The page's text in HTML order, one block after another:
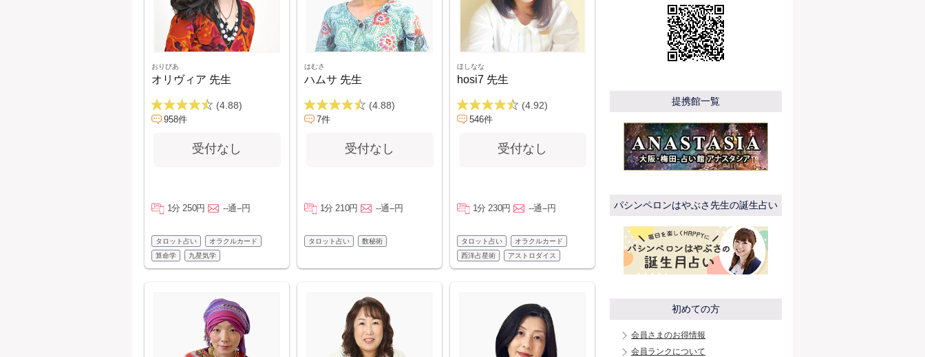
おりびあ
オリヴィア 先生
(4.88)
958件
受付なし
1分 250円 --通--円
タロット占い
オラクルカード
算命学
九星気学
はむさ
ハムサ 先生
(4.88)
7件
受付なし
1分 210円 --通--円
タロット占い 数秘術
ほしなな
hosi7 先生
(4.92)
546件
受付なし
1分 230円 --通--円
タロット占い
オラクルカード
西洋占星術
アストロダイス
提携館一覧
パシンペロンはやぶさ先生の誕生占い
初めての方
会員さまのお得情報
会員ランクについて